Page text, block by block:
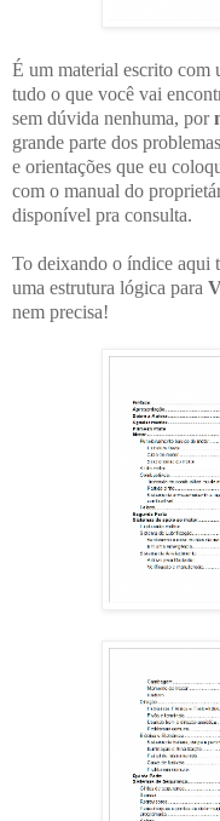
É um material escrito com
tudo o que você vai
sem dúvida nenhuma, por
grande parte dos
e orientações que eu
com o manual do
disponível pra consulta.
To deixando o índice aqui
uma estrutura lógica para
nem precisa!